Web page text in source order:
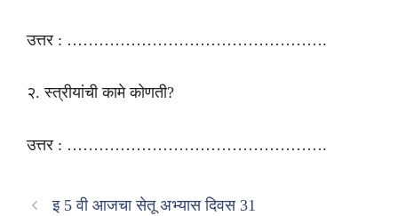
उत्तर : ………………………………………….
२. स्त्रीयांची कामे कोणती?
उत्तर : ………………………………………….
इ 5 वी आजचा सेतू अभ्यास दिवस 31